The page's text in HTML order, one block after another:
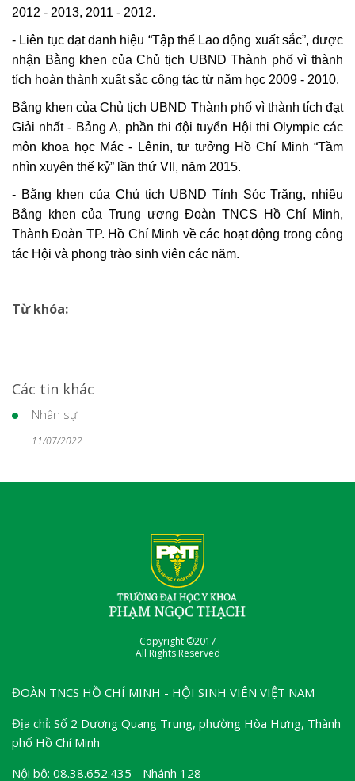
2012 - 2013, 2011 - 2012.
- Liên tục đạt danh hiệu “Tập thể Lao động xuất sắc”, được
nhận Bằng khen của Chủ tịch UBND Thành phố vì thành
tích hoàn thành xuất sắc công tác từ năm học 2009 - 2010.
Bằng khen của Chủ tịch UBND Thành phố vì thành tích đạt
Giải nhất - Bảng A, phần thi đội tuyển Hội thi Olympic các
môn khoa học Mác - Lênin, tư tưởng Hồ Chí Minh “Tầm
nhìn xuyên thế kỷ” lần thứ VII, năm 2015.
- Bằng khen của Chủ tịch UBND Tỉnh Sóc Trăng, nhiều
Bằng khen của Trung ương Đoàn TNCS Hồ Chí Minh,
Thành Đoàn TP. Hồ Chí Minh về các hoạt động trong công
tác Hội và phong trào sinh viên các năm.
Từ khóa:
Các tin khác
Nhân sự
11/07/2022
Copyright ©2017
All Rights Reserved
ĐOÀN TNCS HỒ CHÍ MINH - HỘI SINH VIÊN VIỆT NAM
Địa chỉ: Số 2 Dương Quang Trung, phường Hòa Hưng, Thành
phố Hồ Chí Minh
Nội bộ: 08.38.652.435 - Nhánh 128